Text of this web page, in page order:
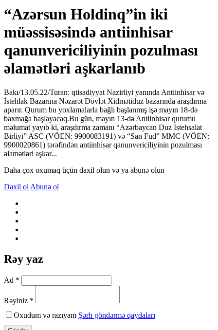
“Azərsun Holdinq”in iki
müəssisəsində antiinhisar
qanunvericiliyinin pozulması
əlamətləri aşkarlanıb
Bakı/13.05.22/Turan: qtisadiyyat Nazirliyi yanında Antiinhisar və
İstehlak Bazarına Nəzarət Dövlət Xidmətiduz bazarında araşdırma
aparır. Qurum bu yoxlamalarla bağlı başlanmış işə mayın 18-də
baxmağa başlayacaq.Bu gün, mayın 13-də Antiinhisar qurumu
məlumat yayıb ki, araşdırma zamanı “Azərbaycan Duz İstehsalat
Birliyi” ASC (VÖEN: 9900083191) və “San Fud” MMC (VÖEN:
9900020861) tərəfindən antiinhisar qanunvericiliyinin pozulması
əlamətləri aşkar...
Daha çox oxumaq üçün daxil olun və ya abunə olun
Daxil ol Abunə ol
Rəy yaz
Ad *
Rəyiniz *
Oxudum və razıyam Şərh göndərmə qaydaları